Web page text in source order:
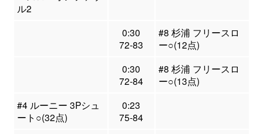
ル2
0:30
72-83
#8 杉浦 フリースロ
ー○(12点)
0:30
72-84
#8 杉浦 フリースロ
ー○(13点)
#4 ルーニー 3Pシュ
ート○(32点)
0:23
75-84